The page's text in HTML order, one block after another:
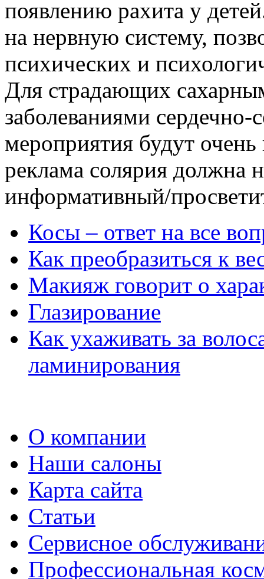
появлению рахита у
на нервную систему,
психических и
Для страдающих
заболеваниями сердечно-
мероприятия будут
реклама солярия должна
информативный/
Косы – ответ на все
Как преобразиться к
Макияж говорит о
Глазирование
Как ухаживать за
ламинирования
О компании
Наши салоны
Карта сайта
Статьи
Сервисное
Профессиональная